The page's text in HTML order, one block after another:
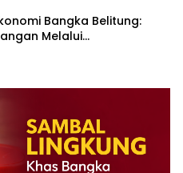
Bangka Belitung:
Melalui
Daya Alam yang